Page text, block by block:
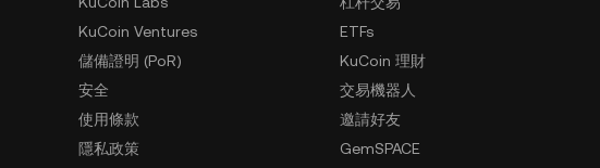
KuCoin Ventures
儲備證明 (PoR)
安全
使用條款
隱私政策
ETFs
KuCoin 理財
交易機器人
邀請好友
GemSPACE